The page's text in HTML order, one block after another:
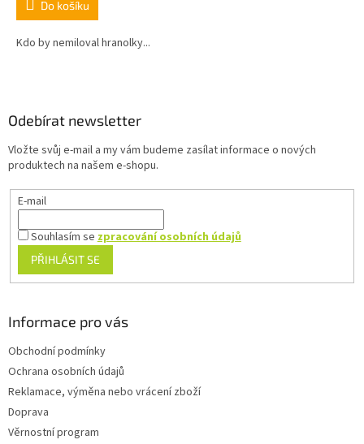
Do košíku
Kdo by nemiloval hranolky...
Odebírat newsletter
Vložte svůj e-mail a my vám budeme zasílat informace o nových
produktech na našem e-shopu.
E-mail
Souhlasím se zpracování osobních údajů
PŘIHLÁSIT SE
Informace pro vás
Obchodní podmínky
Ochrana osobních údajů
Reklamace, výměna nebo vrácení zboží
Doprava
Věrnostní program